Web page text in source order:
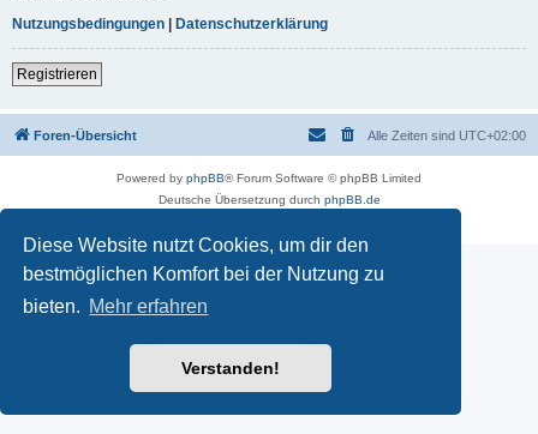
Diese Website nutzt Cookies, um dir den
bestmöglichen Komfort bei der Nutzung zu
bieten. Mehr erfahren
Verstanden!
Nutzungsbedingungen | Datenschutzerklärung
Registrieren
Foren-Übersicht Alle Zeiten sind UTC+02:00
Powered by phpBB® Forum Software © phpBB Limited
Deutsche Übersetzung durch phpBB.de